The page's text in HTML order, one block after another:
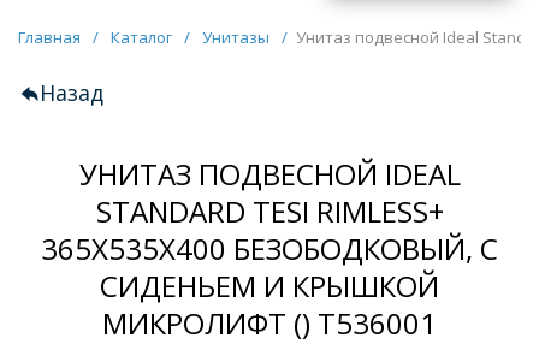
Смесители
Унитазы
Мебель для ванных комнат
Ванны
Кухонные мойки
Главная / Каталог / Унитазы / Унитаз подвесной Ideal
Назад
УНИТАЗ ПОДВЕСНОЙ IDEAL
STANDARD TESI RIMLESS+
365Х535Х400 БЕЗОБОДКОВЫЙ, С
СИДЕНЬЕМ И КРЫШКОЙ
МИКРОЛИФТ () T536001